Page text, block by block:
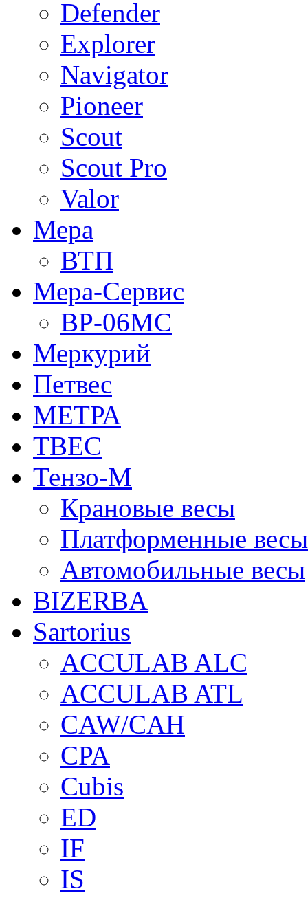
Defender
Explorer
Navigator
Pioneer
Scout
Scout Pro
Valor
Мера
ВТП
Мера-Сервис
ВР-06МС
Меркурий
Петвес
МЕТРА
ТВЕС
Тензо-М
Крановые весы
Платформенные весы
Автомобильные весы
BIZERBA
Sartorius
ACCULAB ALC
ACCULAB ATL
CAW/CAH
CPA
Cubis
ED
IF
IS